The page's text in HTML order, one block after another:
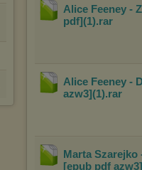
Alice Feeney -
pdf](1).rar
Alice Feeney -
azw3](1).rar
Marta Szarejko
[epub pdf azw3]